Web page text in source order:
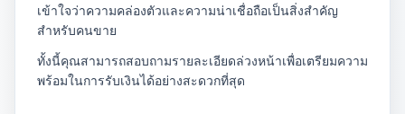
เข้าใจว่าความคล่องตัวและความน่าเชื่อถือเป็นสิ่งสำคัญ
สำหรับคนขาย
ทั้งนี้คุณสามารถสอบถามรายละเอียดล่วงหน้าเพื่อเตรียมความ
พร้อมในการรับเงินได้อย่างสะดวกที่สุด